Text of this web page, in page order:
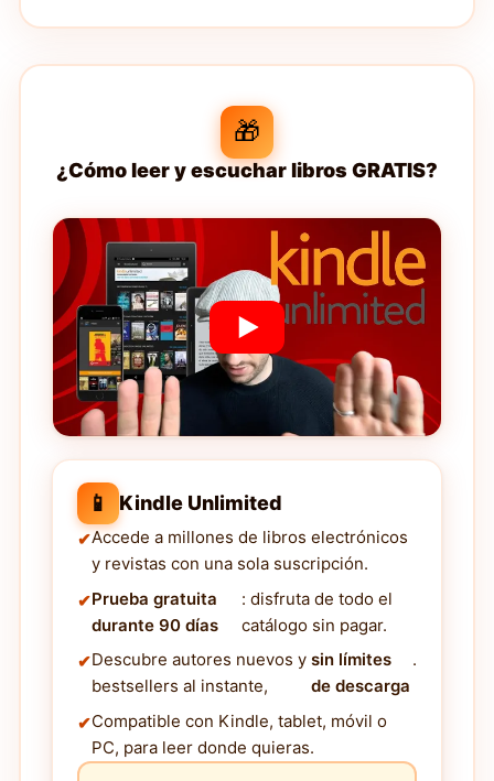
🎁
¿Cómo leer y escuchar libros GRATIS?
📱 Kindle Unlimited
Accede a millones de libros electrónicos
y revistas con una sola suscripción.
Prueba gratuita
durante 90 días
: disfruta de todo el
catálogo sin pagar.
Descubre autores nuevos y
bestsellers al instante,
sin límites
de descarga
.
Compatible con Kindle, tablet, móvil o
PC, para leer donde quieras.